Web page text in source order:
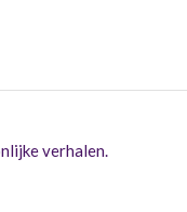
verhalen.